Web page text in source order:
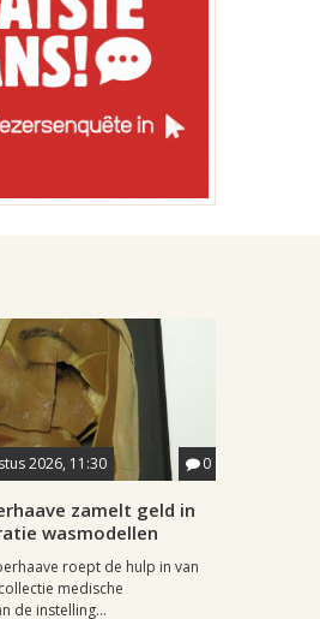
2026, 11:30 0
zamelt geld in
wasmodellen
roept de hulp in van
medische
de instelling...